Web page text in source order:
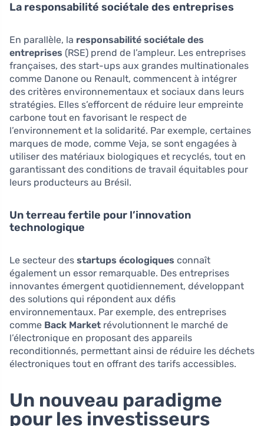
La responsabilité sociétale des entreprises
En parallèle, la responsabilité sociétale des
entreprises (RSE) prend de l’ampleur. Les entreprises
françaises, des start-ups aux grandes multinationales
comme Danone ou Renault, commencent à intégrer
des critères environnementaux et sociaux dans leurs
stratégies. Elles s’efforcent de réduire leur empreinte
carbone tout en favorisant le respect de
l’environnement et la solidarité. Par exemple, certaines
marques de mode, comme Veja, se sont engagées à
utiliser des matériaux biologiques et recyclés, tout en
garantissant des conditions de travail équitables pour
leurs producteurs au Brésil.
Un terreau fertile pour l’innovation
technologique
Le secteur des startups écologiques connaît
également un essor remarquable. Des entreprises
innovantes émergent quotidiennement, développant
des solutions qui répondent aux défis
environnementaux. Par exemple, des entreprises
comme Back Market révolutionnent le marché de
l’électronique en proposant des appareils
reconditionnés, permettant ainsi de réduire les déchets
électroniques tout en offrant des tarifs accessibles.
Un nouveau paradigme
pour les investisseurs